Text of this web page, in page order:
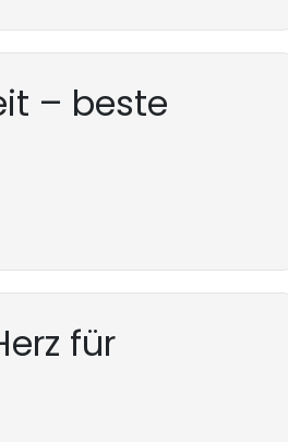
– beste
für